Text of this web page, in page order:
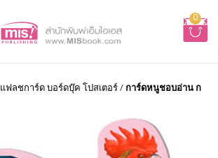
0
แฟลชการ์ด บอร์ดบุ๊ค โปสเตอร์/การ์ดหนูชอบอ่าน ก